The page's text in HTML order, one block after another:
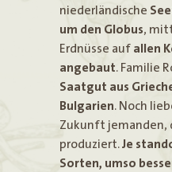
niederländische
um den Globus,
Erdnüsse auf allen
angebaut. Familie
Saatgut aus
Bulgarien. Noch
Zukunft jemanden,
produziert.Je
Sorten, umso